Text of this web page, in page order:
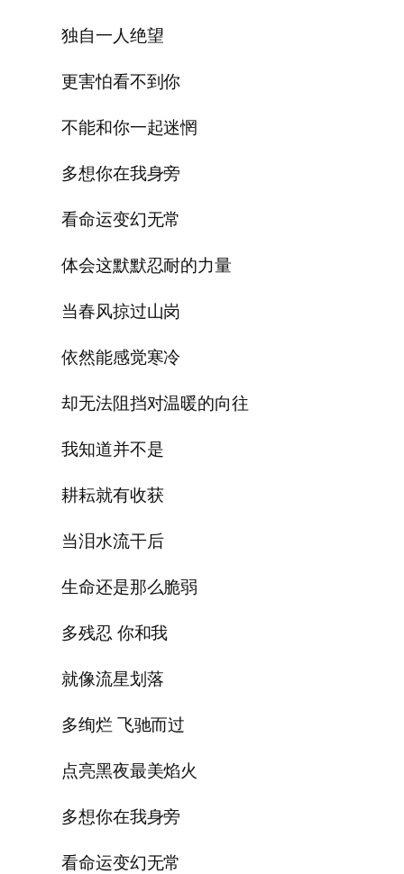
独自一人绝望
更害怕看不到你
不能和你一起迷惘
多想你在我身旁
看命运变幻无常
体会这默默忍耐的力量
当春风掠过山岗
依然能感觉寒冷
却无法阻挡对温暖的向往
我知道并不是
耕耘就有收获
当泪水流干后
生命还是那么脆弱
多残忍 你和我
就像流星划落
多绚烂 飞驰而过
点亮黑夜最美焰火
多想你在我身旁
看命运变幻无常